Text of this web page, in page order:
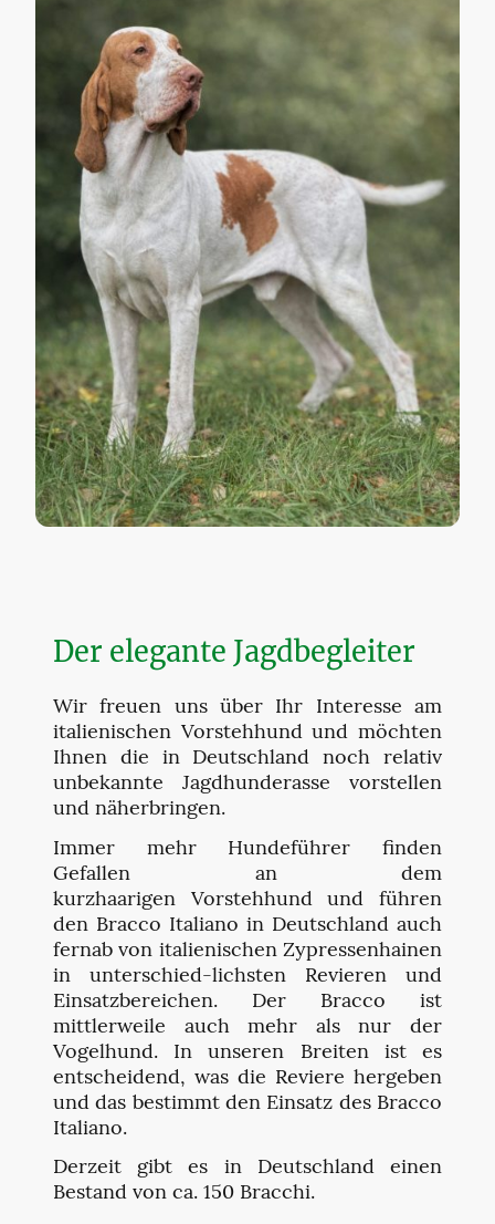
Der elegante Jagdbegleiter
Wir freuen uns über Ihr Interesse am
italienischen Vorstehhund und möchten
Ihnen die in Deutschland noch relativ
unbekannte Jagdhunderasse vorstellen
und näherbringen.
Immer mehr Hundeführer finden
Gefallen an dem
kurzhaarigen Vorstehhund und führen
den Bracco Italiano in Deutschland auch
fernab von italienischen Zypressenhainen
in unterschied-lichsten Revieren und
Einsatzbereichen. Der Bracco ist
mittlerweile auch mehr als nur der
Vogelhund. In unseren Breiten ist es
entscheidend, was die Reviere hergeben
und das bestimmt den Einsatz des Bracco
Italiano.
Derzeit gibt es in Deutschland einen
Bestand von ca. 150 Bracchi.